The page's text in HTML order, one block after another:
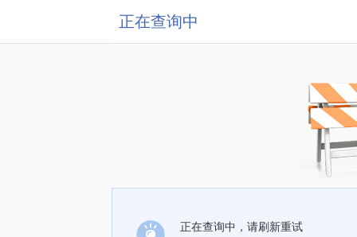
正在查询中
正在查询中，请刷新重试